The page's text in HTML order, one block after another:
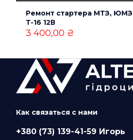
Ремонт стартера МТЗ,
Т-16 12В
3 400,00 ₴
Как связаться с нами
+380 (73) 139-41-59 Игорь